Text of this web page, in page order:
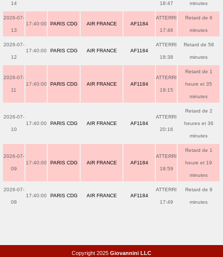
14 18:47 minutes
2026-07-
13
17:40:00 PARIS CDG AIR FRANCE AF1184
ATTERRI
17:46
Retard de 6
minutes
2026-07-
12
17:40:00 PARIS CDG AIR FRANCE AF1184
ATTERRI
18:38
Retard de 58
minutes
2026-07-
11
17:40:00 PARIS CDG AIR FRANCE AF1184
ATTERRI
19:15
Retard de 1
heure et 35
minutes
2026-07-
10
17:40:00 PARIS CDG AIR FRANCE AF1184
ATTERRI
20:16
Retard de 2
heures et 36
minutes
2026-07-
09
17:40:00 PARIS CDG AIR FRANCE AF1184
ATTERRI
18:59
Retard de 1
heure et 19
minutes
2026-07-
08
17:40:00 PARIS CDG AIR FRANCE AF1184
ATTERRI
17:49
Retard de 9
minutes
Copyright 2025 Giovannini LLC